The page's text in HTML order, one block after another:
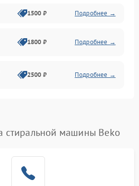
1500 ₽ Подробнее →
1800 ₽ Подробнее →
2500 ₽ Подробнее →
Подробнее →
стиральной машины Beko